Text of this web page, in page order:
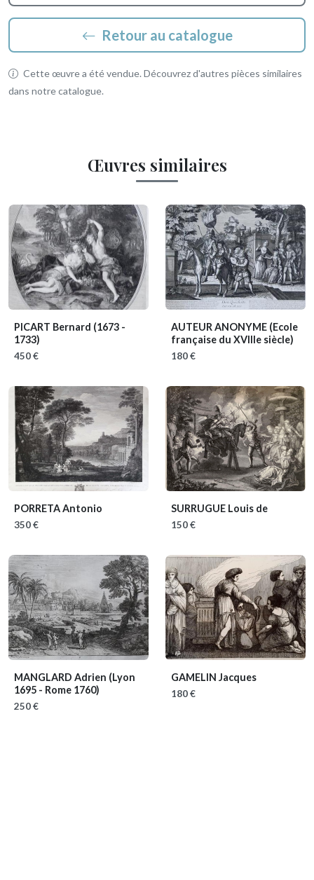
Retour au catalogue
Cette œuvre a été vendue. Découvrez d'autres pièces similaires
dans notre catalogue.
Œuvres similaires
PICART Bernard (1673 -
1733)
450 €
AUTEUR ANONYME (Ecole
française du XVIIIe siècle)
180 €
PORRETA Antonio
350 €
SURRUGUE Louis de
150 €
MANGLARD Adrien (Lyon
1695 - Rome 1760)
250 €
GAMELIN Jacques
180 €